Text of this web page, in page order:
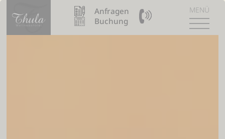
Anfragen
Buchung
09904 / 8110990MENÜ